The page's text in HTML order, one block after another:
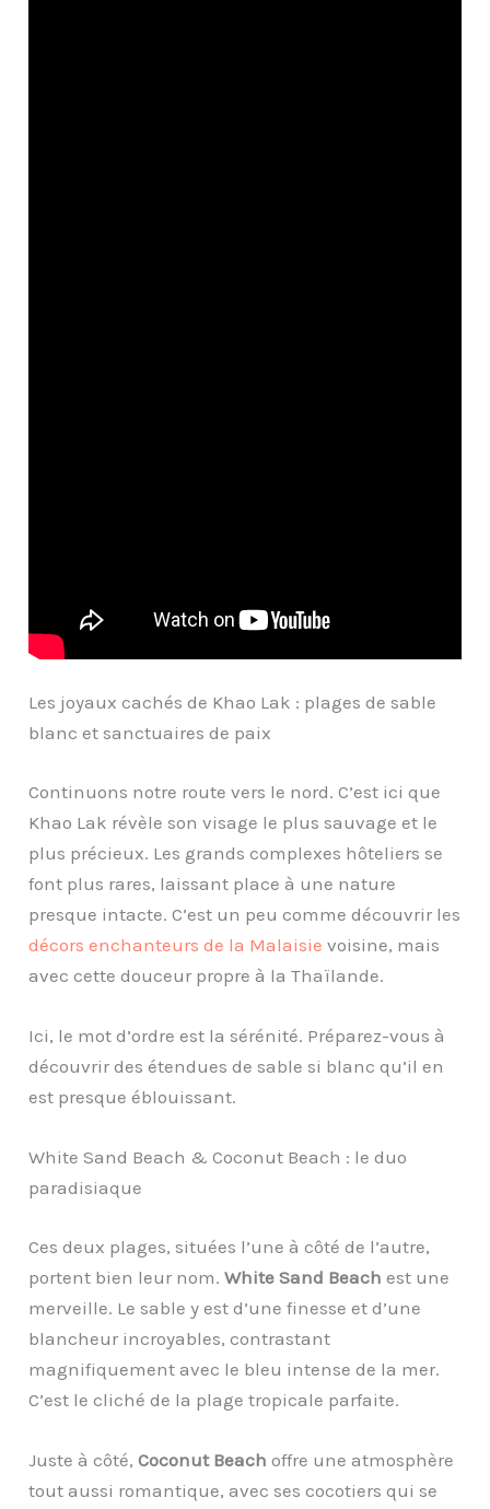
Les joyaux cachés de Khao Lak : plages de sable
blanc et sanctuaires de paix
Continuons notre route vers le nord. C’est ici que
Khao Lak révèle son visage le plus sauvage et le
plus précieux. Les grands complexes hôteliers se
font plus rares, laissant place à une nature
presque intacte. C’est un peu comme découvrir les
décors enchanteurs de la Malaisie voisine, mais
avec cette douceur propre à la Thaïlande.
Ici, le mot d’ordre est la sérénité. Préparez-vous à
découvrir des étendues de sable si blanc qu’il en
est presque éblouissant.
White Sand Beach & Coconut Beach : le duo
paradisiaque
Ces deux plages, situées l’une à côté de l’autre,
portent bien leur nom.White Sand Beach est une
merveille. Le sable y est d’une finesse et d’une
blancheur incroyables, contrastant
magnifiquement avec le bleu intense de la mer.
C’est le cliché de la plage tropicale parfaite.
Juste à côté,Coconut Beach offre une atmosphère
tout aussi romantique, avec ses cocotiers qui se